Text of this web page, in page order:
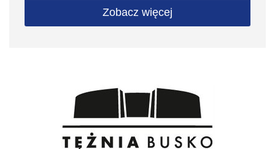
Zobacz więcej